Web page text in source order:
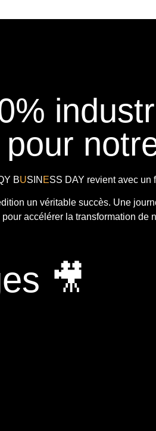
BUSIN ESS DAY revient avec un
un véritable succès. Une
accélérer la transformation de
🎥